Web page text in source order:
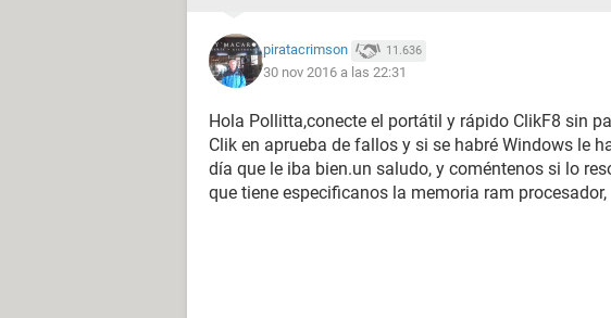
piratacrimson 11.636
30 nov 2016 a las 22:31
Hola Pollitta,conecte el portátil y rápido ClikF8 sin
Clik en aprueba de fallos y si se habré Windows le
día que le iba bien.un saludo, y coméntenos si lo
que tiene especificanos la memoria ram procesador,